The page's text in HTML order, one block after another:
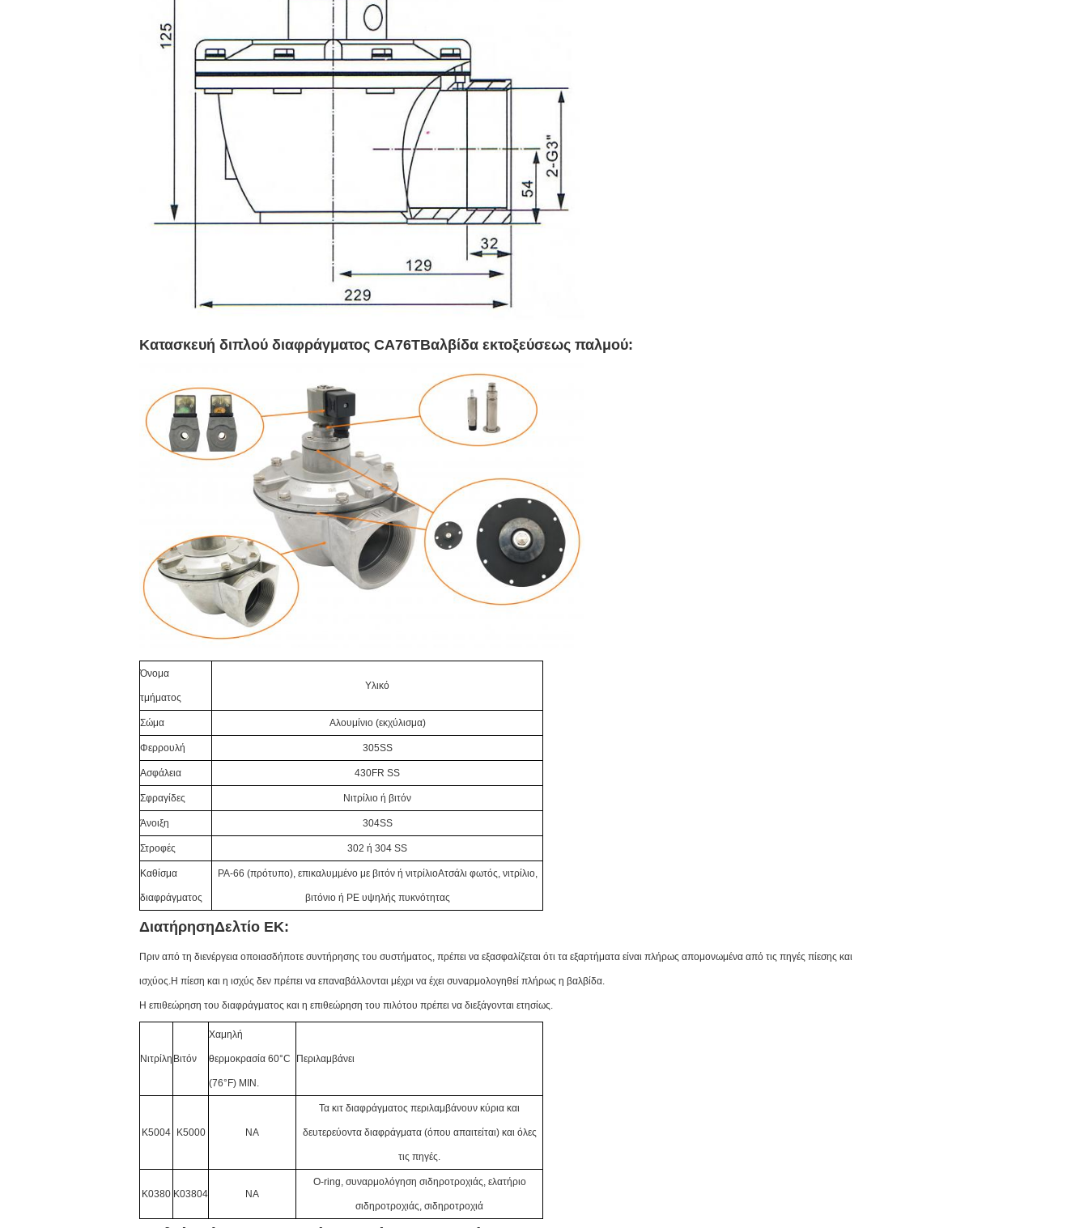
Κατασκευή διπλού διαφράγματος CA76TΒαλβίδα εκτοξεύσεως παλμού:
Όνομα
τμήματος
Υλικό
Σώμα Αλουμίνιο (εκχύλισμα)
Φερρουλή 305SS
Ασφάλεια 430FR SS
Σφραγίδες Νιτρίλιο ή βιτόν
Άνοιξη 304SS
Στροφές 302 ή 304 SS
Καθίσμα
διαφράγματος
PA-66 (πρότυπο), επικαλυμμένο με βιτόν ή νιτρίλιοΑτσάλι φωτός, νιτρίλιο,
βιτόνιο ή PE υψηλής πυκνότητας
ΔιατήρησηΔελτίο ΕΚ:
Πριν από τη διενέργεια οποιασδήποτε συντήρησης του συστήματος, πρέπει να εξασφαλίζεται ότι τα εξαρτήματα είναι πλήρως απομονωμένα από τις πηγές πίεσης και
ισχύος.Η πίεση και η ισχύς δεν πρέπει να επαναβάλλονται μέχρι να έχει συναρμολογηθεί πλήρως η βαλβίδα.
Η επιθεώρηση του διαφράγματος και η επιθεώρηση του πιλότου πρέπει να διεξάγονται ετησίως.
Νιτρίλη Βιτόν
Χαμηλή
θερμοκρασία 60°C
(76°F) MIN.
Περιλαμβάνει
K5004 K5000 NA
Τα κιτ διαφράγματος περιλαμβάνουν κύρια και
δευτερεύοντα διαφράγματα (όπου απαιτείται) και όλες
τις πηγές.
Κ0380 K03804 NA
Ο-ring, συναρμολόγηση σιδηροτροχιάς, ελατήριο
σιδηροτροχιάς, σιδηροτροχιά